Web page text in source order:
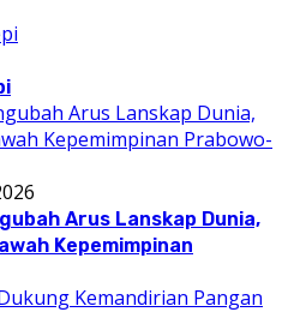
Arus Lanskap Dunia,
Kepemimpinan